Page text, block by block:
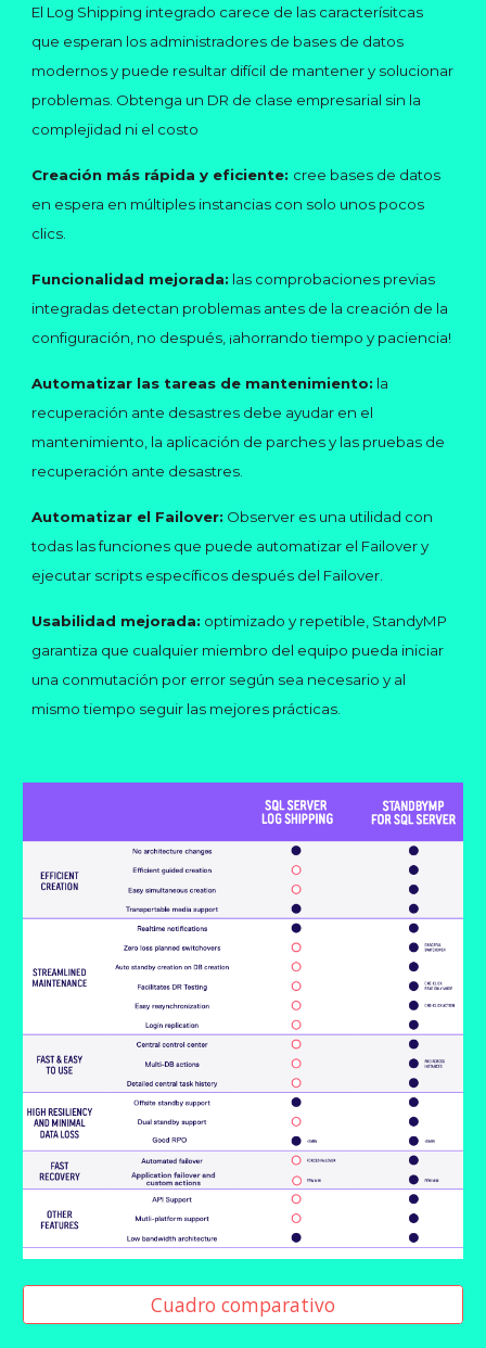
El Log Shipping integrado carece de las caracterísitcas
que esperan los administradores de bases de datos
modernos y puede resultar difícil de mantener y solucionar
problemas. Obtenga un DR de clase empresarial sin la
complejidad ni el costo
Creación más rápida y eficiente: cree bases de datos
en espera en múltiples instancias con solo unos pocos
clics.
Funcionalidad mejorada: las comprobaciones previas
integradas detectan problemas antes de la creación de la
configuración, no después, ¡ahorrando tiempo y paciencia!
Automatizar las tareas de mantenimiento: la
recuperación ante desastres debe ayudar en el
mantenimiento, la aplicación de parches y las pruebas de
recuperación ante desastres.
Automatizar el Failover: Observer es una utilidad con
todas las funciones que puede automatizar el Failover y
ejecutar scripts específicos después del Failover
Usabilidad mejorada: optimizado y repetible, StandyMP
garantiza que cualquier miembro del equipo pueda iniciar
una conmutación por error según sea necesario y al
mismo tiempo seguir las mejores prácticas.
Cuadro comparativo